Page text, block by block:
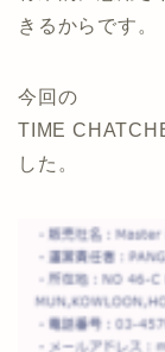
きるからです。
今回の
TIME
した。